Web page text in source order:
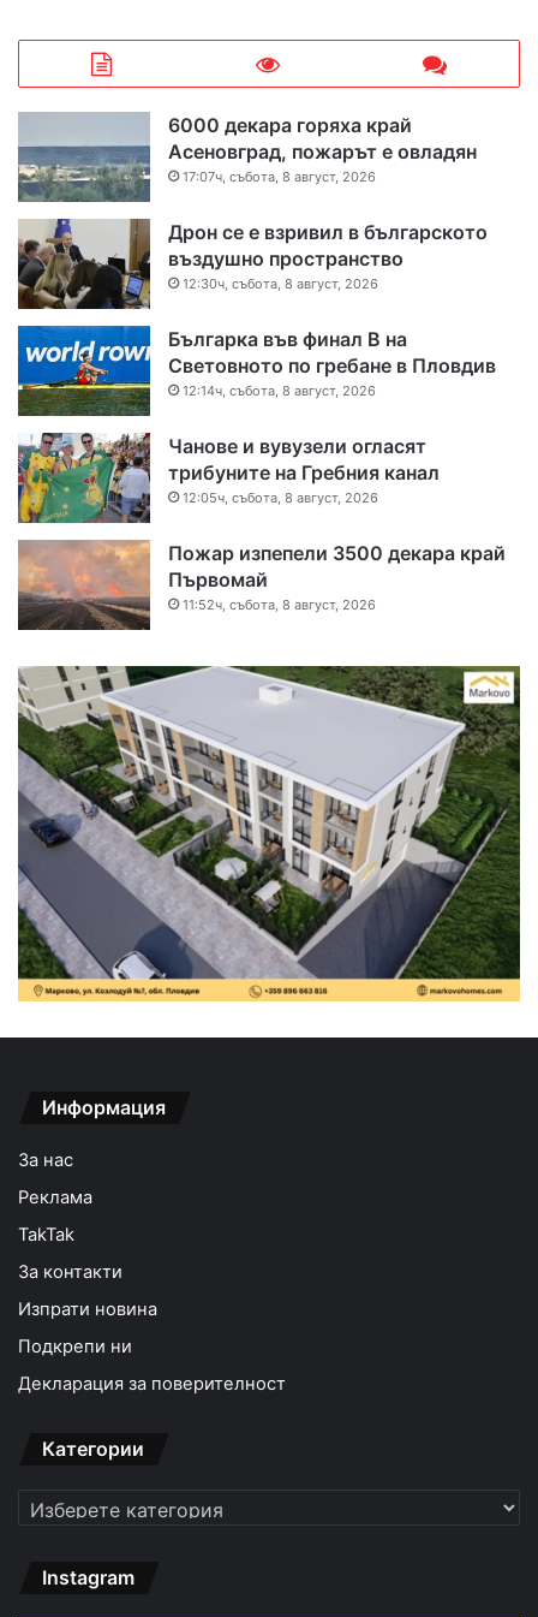
6000 декара горяха край
Асеновград, пожарът е овладян
17:07ч, събота, 8 август, 2026
Дрон се е взривил в българското
въздушно пространство
12:30ч, събота, 8 август, 2026
Българка във финал B на
Световното по гребане в Пловдив
12:14ч, събота, 8 август, 2026
Чанове и вувузели огласят
трибуните на Гребния канал
12:05ч, събота, 8 август, 2026
Пожар изпепели 3500 декара край
Първомай
11:52ч, събота, 8 август, 2026
Информация
За нас
Реклама
TakTak
За контакти
Изпрати новина
Подкрепи ни
Декларация за поверителност
Категории
Категории
Instagram